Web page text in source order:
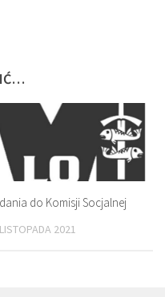
do Komisji Socjalnej
2021